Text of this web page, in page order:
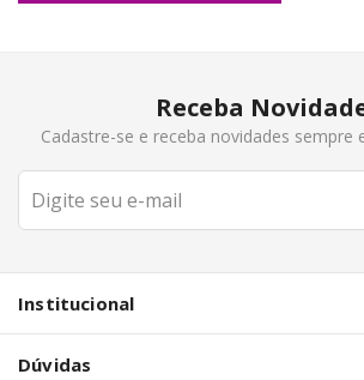
Receba
Cadastre-se e receba novidades sempre
Institucional
Dúvidas